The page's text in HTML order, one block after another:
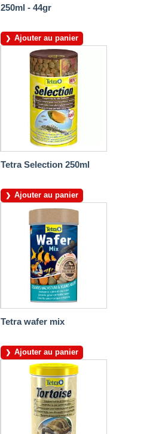
250ml - 44gr
Ajouter au panier
Tetra Selection 250ml
Ajouter au panier
Tetra wafer mix
Ajouter au panier